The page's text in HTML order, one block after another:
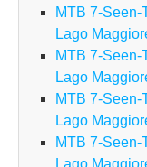
MTB 7-Seen-
Lago
MTB 7-Seen-
Lago
MTB 7-Seen-
Lago
MTB 7-Seen-